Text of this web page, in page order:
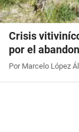
Crisis
por el
Por Marcelo López